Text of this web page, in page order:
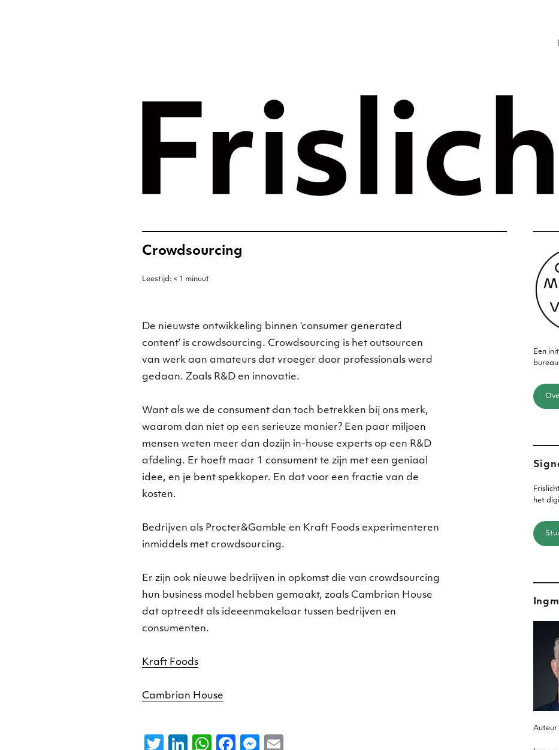
Merkstrategie voor
Frislicht
Crowdsourcing
Leestijd: < 1 minuut
De nieuwste ontwikkeling binnen ‘consumer generated
content’ is crowdsourcing. Crowdsourcing is het outsourcen
van werk aan amateurs dat vroeger door professionals werd
gedaan. Zoals R&D en innovatie.
Want als we de consument dan toch betrekken bij ons merk,
waarom dan niet op een serieuze manier? Een paar miljoen
mensen weten meer dan dozijn in-house experts op een R&D
afdeling. Er hoeft maar 1 consument te zijn met een geniaal
idee, en je bent spekkoper. En dat voor een fractie van de
kosten.
Bedrijven als Procter&Gamble en Kraft Foods experimenteren
inmiddels met crowdsourcing.
Er zijn ook nieuwe bedrijven in opkomst die van crowdsourcing
hun business model hebben gemaakt, zoals Cambrian House
dat optreedt als ideeenmakelaar tussen bedrijven en
consumenten.
Kraft Foods
Cambrian House
T
Li
W F
M
Een
het
Auteur